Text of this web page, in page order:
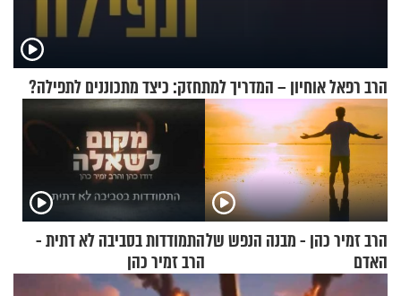
הרב רפאל אוחיון – המדריך למתחזק: כיצד מתכוננים לתפילה?
הרב זמיר כהן - מבנה הנפש של
האדם
התמודדות בסביבה לא דתית -
הרב זמיר כהן